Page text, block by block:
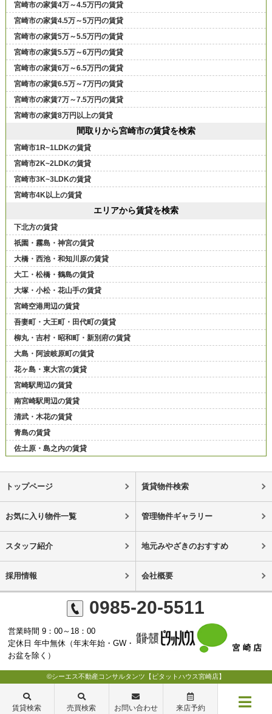
宮崎市の家賃4万～4.5万円の賃貸
宮崎市の家賃4.5万～5万円の賃貸
宮崎市の家賃5万～5.5万円の賃貸
宮崎市の家賃5.5万～6万円の賃貸
宮崎市の家賃6万～6.5万円の賃貸
宮崎市の家賃6.5万～7万円の賃貸
宮崎市の家賃7万～7.5万円の賃貸
宮崎市の家賃8万円以上の賃貸
間取りから宮崎市の賃貸を検索
宮崎市1R~1LDKの賃貸
宮崎市2K~2LDKの賃貸
宮崎市3K~3LDKの賃貸
宮崎市4K以上の賃貸
エリアから賃貸を検索
下北方の賃貸
祇園・霧島・神宮の賃貸
大橋・西池・和知川原の賃貸
大工・松橋・鶴島の賃貸
大塚・小松・花山手の賃貸
宮崎空港周辺の賃貸
吾妻町・大王町・田代町の賃貸
柳丸・吉村・昭和町・新別府の賃貸
大島・阿波岐原町の賃貸
花ヶ島・東大宮の賃貸
宮崎駅周辺の賃貸
南宮崎駅周辺の賃貸
清武・木花の賃貸
青島の賃貸
佐土原・島之内の賃貸
トップページ 賃貸物件検索
お気に入り物件一覧 管理物件ギャラリー
スタッフ紹介 地元みやざきのおすすめ
採用情報 会社概要
0985-20-5511
営業時間 9：00～18：00
定休日 年中無休（年末年始・GW・
お盆を除く）
©シーエス不動産コンサルタンツ【ピタットハウス宮崎店】
賃貸検索 売買検索 お問い合わせ 来店予約